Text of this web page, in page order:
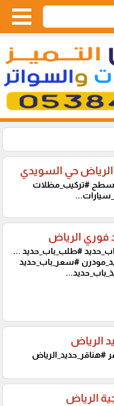
حي السويدي
#تركيب_مظلات
فوري الرياض
#طلب_باب_حديد ...
#سعر_باب_حديد
الرياض
#هناقر_حديد_الرياض
الرياض